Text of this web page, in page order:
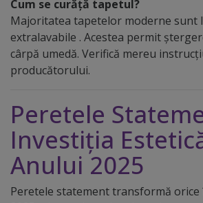
Cum se curăță tapetul?
Majoritatea tapetelor moderne sunt
extralavabile . Acestea permit
cârpă umedă. Verifică mereu
producătorului.
Peretele
Investiția
Anului 2025
Peretele statement transformă orice